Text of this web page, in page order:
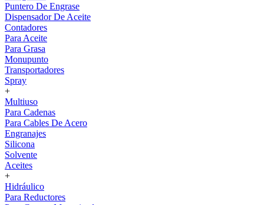
Puntero De Engrase
Dispensador De Aceite
Contadores
Para Aceite
Para Grasa
Monupunto
Transportadores
Spray
+
Multiuso
Para Cadenas
Para Cables De Acero
Engranajes
Silicona
Solvente
Aceites
+
Hidráulico
Para Reductores